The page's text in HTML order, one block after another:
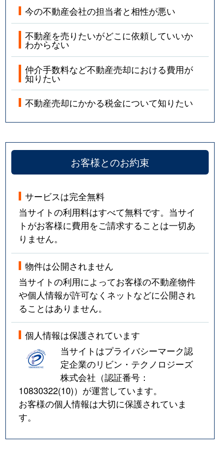
今の不動産会社の担当者と相性が悪い
不動産を売りたいがどこに依頼していいか
わからない
仲介手数料など不動産売却における費用が
知りたい
不動産売却にかかる税金について知りたい
お客様とのお約束
サービスは完全無料
当サイトの利用料はすべて無料です。当サイ
トがお客様に費用をご請求することは一切あ
りません。
物件は公開されません
当サイトの利用によってお客様の不動産物件
や個人情報が許可なくネットなどに公開され
ることはありません。
個人情報は保護されています
当サイトはプライバシーマーク認
定企業のリビン・テクノロジーズ
株式会社（認証番号：
10830322(10)）が運営しています。
お客様の個人情報は大切に保護されていま
す。